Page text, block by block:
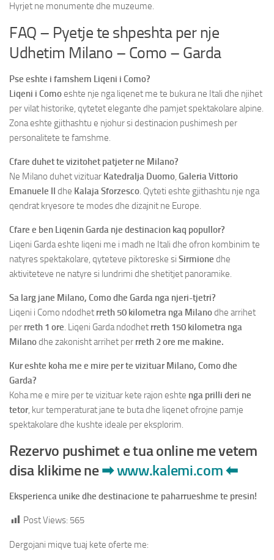
Hyrjet ne monumente dhe muzeume.
FAQ – Pyetje te shpeshta per nje
Udhetim Milano – Como – Garda
Pse eshte i famshem Liqeni i Como?
Liqeni i Comoeshte nje nga liqenet me te bukura ne Itali dhe njihet
per vilat historike, qytetet elegante dhe pamjet spektakolare alpine.
Zona eshte gjithashtu e njohur si destinacion pushimesh per
personalitete te famshme.
Cfare duhet te vizitohet patjeter ne Milano?
Ne Milano duhet vizituar Katedralja Duomo, Galeria Vittorio
Emanuele II dhe Kalaja Sforzesco. Qyteti eshte gjithashtu nje nga
qendrat kryesore te modes dhe dizajnit ne Europe.
Cfare e ben Liqenin Garda nje destinacion kaq popullor?
Liqeni Garda eshte liqeni me i madh ne Itali dhe ofron kombinim te
natyres spektakolare, qyteteve piktoreske si Sirmione dhe
aktiviteteve ne natyre si lundrimi dhe shetitjet panoramike.
Sa larg jane Milano, Como dhe Garda nga njeri-tjetri?
Liqeni i Como ndodhet rreth 50 kilometra nga Milanodhe arrihet
per rreth 1 ore. Liqeni Garda ndodhet rreth 150 kilometra nga
Milanodhe zakonisht arrihet per rreth 2 ore me makine.
Kur eshte koha me e mire per te vizituar Milano, Como dhe
Garda?
Koha me e mire per te vizituar kete rajon eshte nga prilli deri ne
tetor, kur temperaturat jane te buta dhe liqenet ofrojne pamje
spektakolare dhe kushte ideale per eksplorim.
Rezervo pushimet e tua online me vetem
disa klikime ne➡www.kalemi.com⬅
Eksperienca unike dhe destinacione te paharrueshme te presin!
Post Views: 565
Dergojani miqve tuaj kete oferte me: